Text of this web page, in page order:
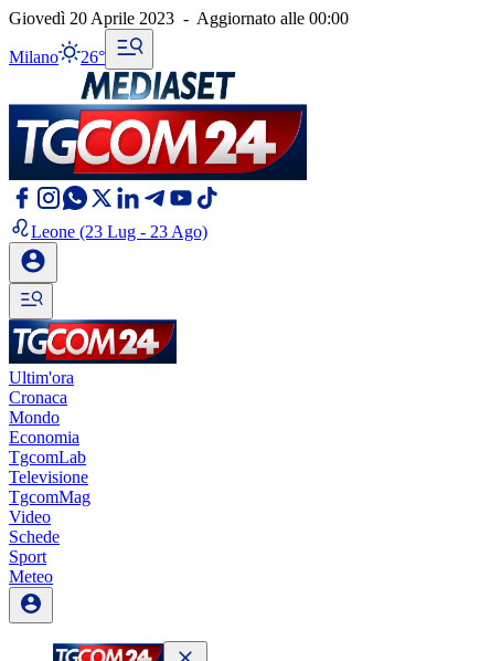
Giovedì 20 Aprile 2023 - Aggiornato alle 00:00
Milano 26°
Leone (23 Lug - 23 Ago)
Ultim'ora
Cronaca
Mondo
Economia
TgcomLab
Televisione
TgcomMag
Video
Schede
Sport
Meteo